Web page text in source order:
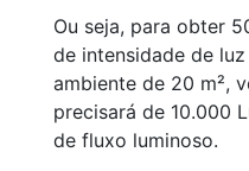
Ou seja, para obter
de intensidade de luz
ambiente de 20 m²,
precisará de 10.000
de fluxo luminoso.